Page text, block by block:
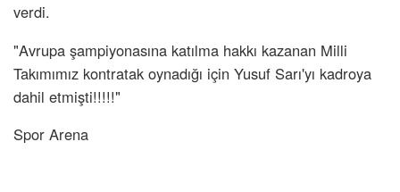
verdi.
"Avrupa şampiyonasına katılma hakkı kazanan Milli
Takımımız kontratak oynadığı için Yusuf Sarı'yı kadroya
dahil etmişti!!!!!"
Spor Arena